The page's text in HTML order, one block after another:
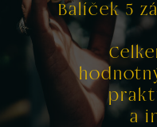
Balíček 5
a